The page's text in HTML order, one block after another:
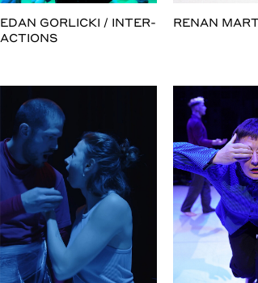
EDAN GORLICKI / INTER-
ACTIONS
RENAN